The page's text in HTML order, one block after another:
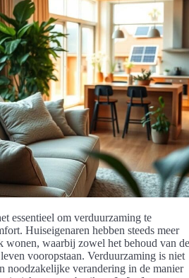
essentieel om verduurzaming te
Huiseigenaren hebben steeds meer
waarbij zowel het behoud van de
vooropstaan. Verduurzaming is niet
noodzakelijke verandering in de manier